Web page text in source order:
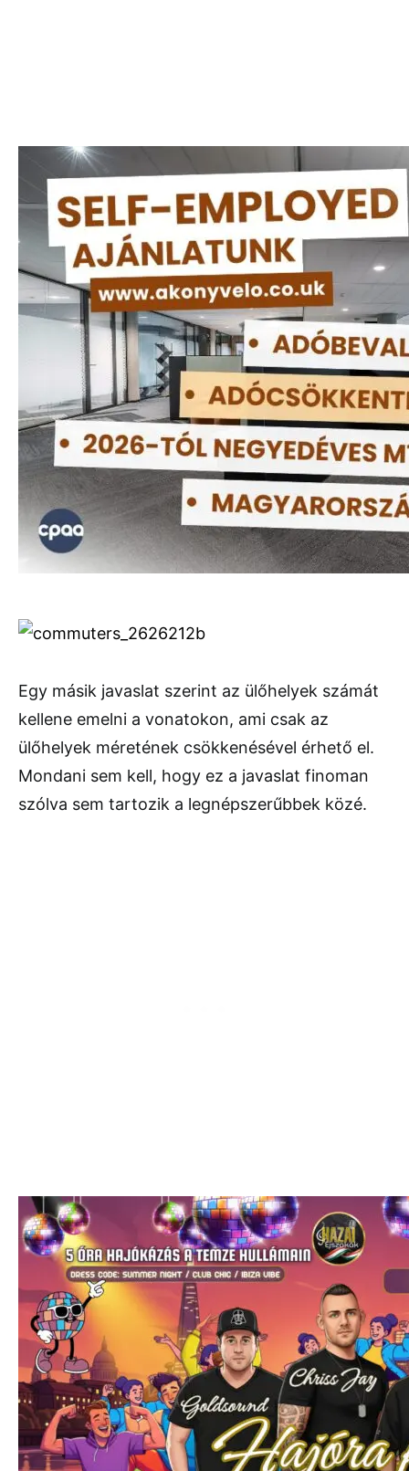
Egy másik javaslat szerint az ülőhelyek számát
kellene emelni a vonatokon, ami csak az
ülőhelyek méretének csökkenésével érhető el.
Mondani sem kell, hogy ez a javaslat finoman
szólva sem tartozik a legnépszerűbbek közé.